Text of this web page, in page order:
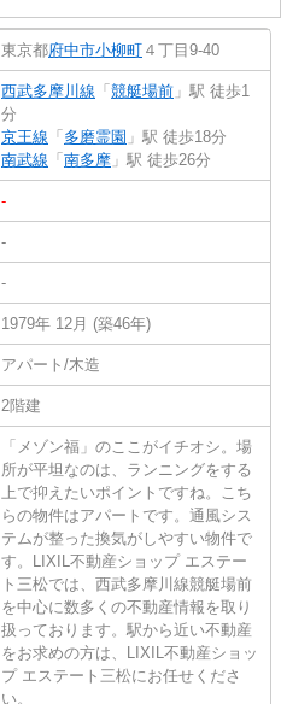
東京都府中市小柳町 ４丁目9-40
西武多摩川線 「 競艇場前 」駅 徒歩1
分
京王線 「 多磨霊園 」駅 徒歩18分
南武線 「 南多摩 」駅 徒歩26分
-
-
-
1979年 12月 (築46年)
アパート/木造
2階建
「メゾン福」のここがイチオシ。場
所が平坦なのは、ランニングをする
上で抑えたいポイントですね。こち
らの物件はアパートです。通風シス
テムが整った換気がしやすい物件で
す。LIXIL不動産ショップ エステー
ト三松では、西武多摩川線競艇場前
を中心に数多くの不動産情報を取り
扱っております。駅から近い不動産
をお求めの方は、LIXIL不動産ショッ
プ エステート三松にお任せくださ
い。